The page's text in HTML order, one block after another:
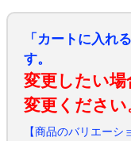
「カートに入れ
す。
変更したい
変更ください
【商品のバリエー